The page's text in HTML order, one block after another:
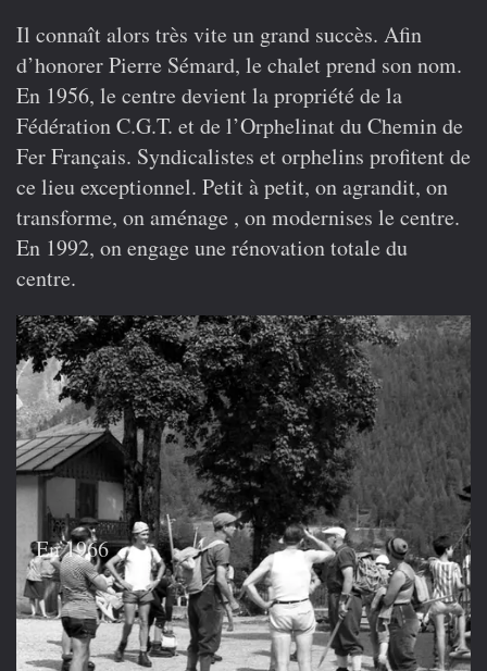
Il connaît alors très vite un grand succès. Afin
d’honorer Pierre Sémard, le chalet prend son nom.
En 1956, le centre devient la propriété de la
Fédération C.G.T. et de l’Orphelinat du Chemin de
Fer Français. Syndicalistes et orphelins profitent de
ce lieu exceptionnel. Petit à petit, on agrandit, on
transforme, on aménage , on modernises le centre.
En 1992, on engage une rénovation totale du
centre.
En 1966